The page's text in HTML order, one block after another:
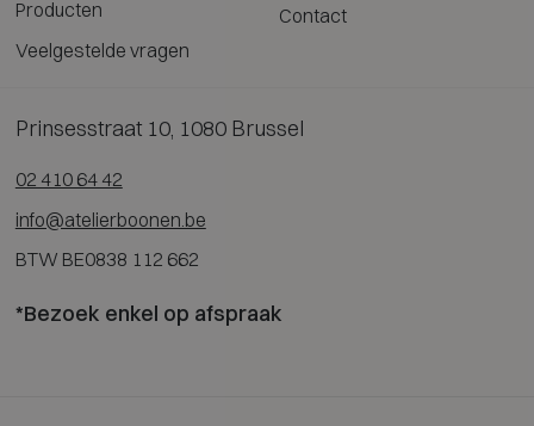
Producten
Veelgestelde vragen
Contact
Prinsesstraat 10, 1080 Brussel
02 410 64 42
info@atelierboonen.be
BTW BE0838 112 662
*Bezoek enkel op afspraak